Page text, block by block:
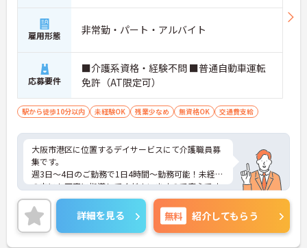
雇用形態 非常勤・パート・アルバイト
応募要件
■介護系資格・経験不問 ■普通自動車運転
免許（AT限定可）
駅から徒歩10分以内 未経験OK 残業少なめ 無資格OK 交通費支給
大阪市港区に位置するデイサービスにて介護職員募
集です。
週3日～4日のご勤務で1日4時間～勤務可能！未経験
の方にも丁寧に指導してくださいますので安心です
◎
ご興味ある方には、面接対策ポイントなど、さらに
詳細をお話しいたしますのでお気軽にご相談くださ
い！
詳細を見る 無料 紹介してもらう